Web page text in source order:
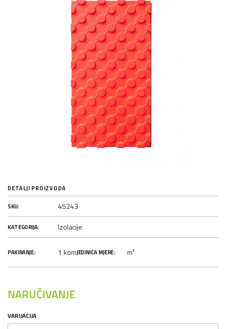
DETALJI PROIZVODA
SKU: 45243
KATEGORIJA: Izolacije
PAKIRANJE: 1 komJEDINICA MJERE: m²
NARUČIVANJE
VARIJACIJA